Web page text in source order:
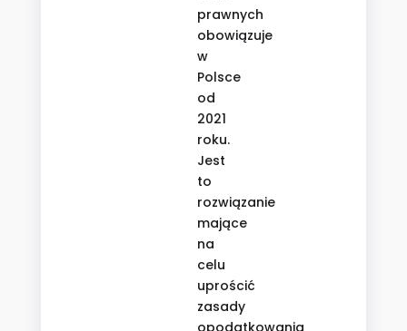
prawnych
obowiązuje
w
Polsce
od
2021
roku.
Jest
to
rozwiązanie
mające
na
celu
uprościć
zasady